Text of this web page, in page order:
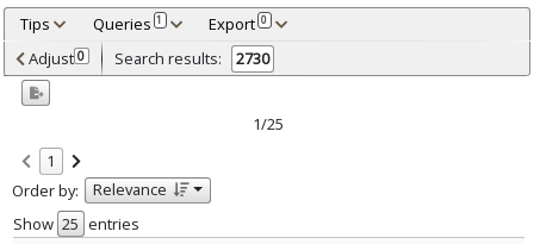
Tips Queries 1 Export 0
Adjusted by criteria 0
Year
Refine
Open access
Scientific publications 2526
Dissemination publications
204
Adjust 0 Search results: 2730
1/25
1
Order by:
Relevance
Show
entries